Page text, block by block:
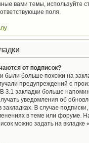
вами темы, используйте
поля.
от подписок?
были больше похожи на
предупреждений о
3.1 закладки больше
уведомления об
В случае
в теме или форуме.
можно задать на вкладке